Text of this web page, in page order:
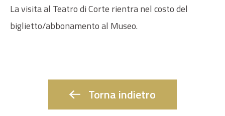
La visita al Teatro di Corte rientra nel costo del
biglietto/abbonamento al Museo.
Torna indietro